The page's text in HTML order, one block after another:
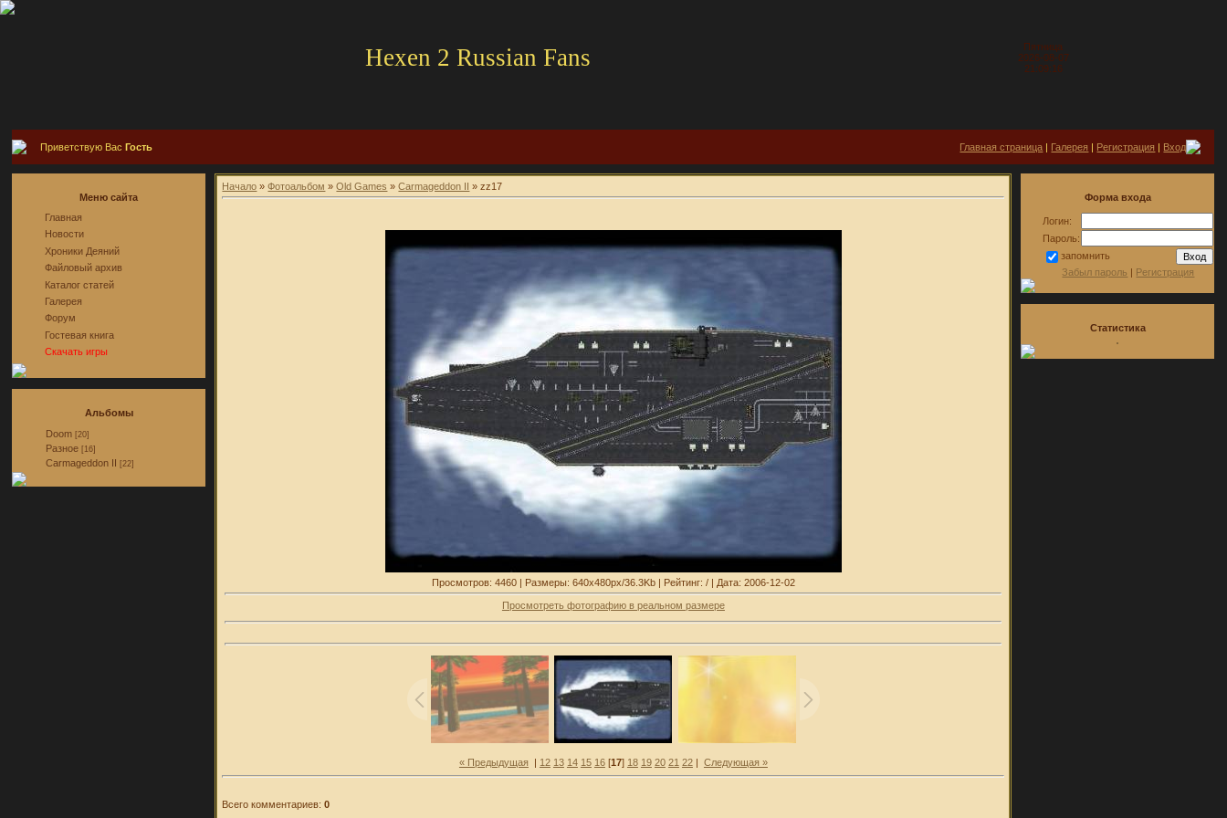
Hexen 2 Russian Fans
Пятница
2026-08-07
21:09:16
Приветствую ВасГость Главная страница | Галерея | Регистрация | Вход
Меню сайта
Главная
Новости
Хроники Деяний
Файловый архив
Каталог статей
Галерея
Форум
Гостевая книга
Скачать игры
Альбомы
Doom [20]
Разное [16]
Carmageddon II [22]
Начало »Фотоальбом »Old Games »Carmageddon II » zz17
Просмотров: 4460 | Размеры: 640x480px/36.3Kb | Рейтинг: / | Дата: 2006-12-02
Просмотреть фотографию в реальном размере
« Предыдущая | 12 13 14 15 16[17] 18 19 20 21 22| Следующая »
Всего комментариев:0
Форма входа
Логин:
Пароль:
запомнить
Забыл пароль | Регистрация
Статистика